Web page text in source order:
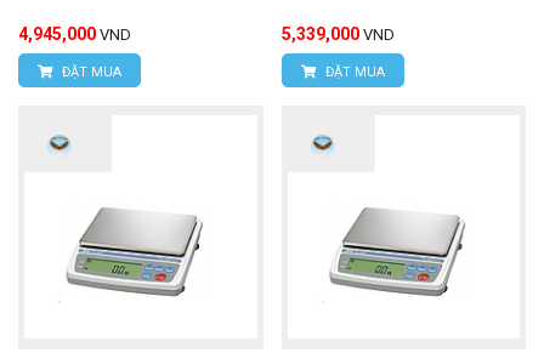
4,945,000 VND
ĐẶT MUA
5,339,000 VND
ĐẶT MUA